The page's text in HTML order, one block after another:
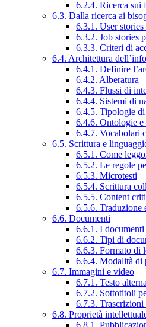
6.2.4. Ricerca sui
6.3. Dalla ricerca ai
6.3.1. User
6.3.2. Job stories
6.3.3. Criteri di
6.4. Architettura
6.4.1. Definire
6.4.2. Alberatura
6.4.3. Flussi di
6.4.4. Sistemi di
6.4.5. Tipologie
6.4.6. Ontologie e
6.4.7. Vocabolari
6.5. Scrittura e
6.5.1. Come
6.5.2. Le regole
6.5.3. Microtesti
6.5.4. Scrittura
6.5.5. Content
6.5.6. Traduzione
6.6. Documenti
6.6.1. I
6.6.2. Tipi di
6.6.3. Formato di
6.6.4. Modalità di
6.7. Immagini e video
6.7.1. Testo
6.7.2. Sottotitoli
6.7.3.
6.8. Proprietà
6.8.1.